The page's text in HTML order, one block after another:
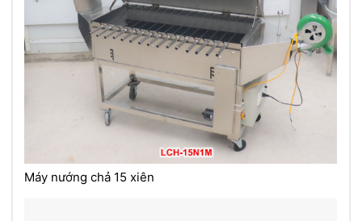
Máy nướng chả 15 xiên